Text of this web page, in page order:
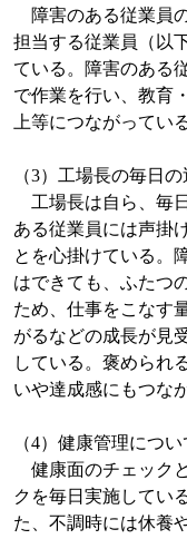
障害のある従業員
担当する従業員（以
ている。障害のある
で作業を行い、教育
上等につながっている
（3）工場長の毎日の
工場長は自ら、毎
ある従業員には声掛
とを心掛けている。
はできても、ふたつ
ため、仕事をこなす
がるなどの成長が見
している。褒められ
いや達成感にもつな
（4）健康管理につい
健康面のチェック
クを毎日実施してい
た、不調時には休養